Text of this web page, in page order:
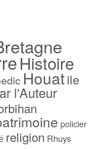
Histoire
Houatile
l'Auteur
policier
religion Rhuys